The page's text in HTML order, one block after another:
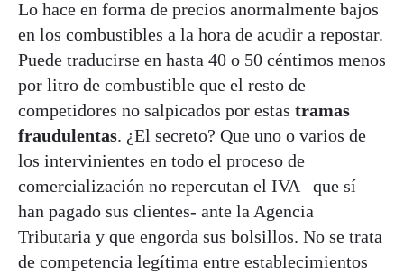
Lo hace en forma de precios anormalmente bajos
en los combustibles a la hora de acudir a repostar.
Puede traducirse en hasta 40 o 50 céntimos menos
por litro de combustible que el resto de
competidores no salpicados por estas tramas
fraudulentas. ¿El secreto? Que uno o varios de
los intervinientes en todo el proceso de
comercialización no repercutan el IVA –que sí
han pagado sus clientes- ante la Agencia
Tributaria y que engorda sus bolsillos. No se trata
de competencia legítima entre establecimientos